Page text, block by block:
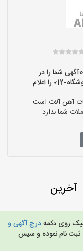
شما را در
سایت «آهن آلاتی ها» دیده ام و کد «فروشگاه-12» را اعلام
آهن آلات است
شما ندارد.
آخرین
روی دکمهدرج آگهی و
ثبت نام نموده و سپس